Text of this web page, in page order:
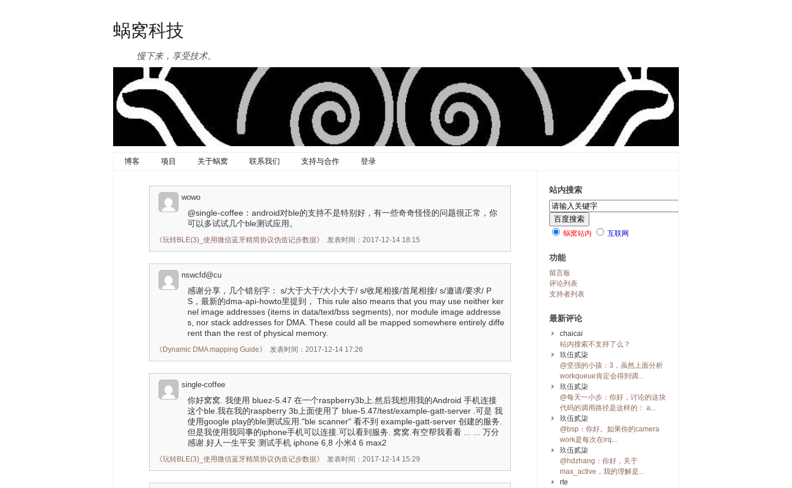
蜗窝科技
慢下来，享受技术。
博客 项目 关于蜗窝 联系我们 支持与合作 登录
wowo
@single-coffee：android对ble的支持不是特别好，有一些奇奇怪怪的问题很正常，你
可以多试试几个ble测试应用。
《玩转BLE(3)_使用微信蓝牙精简协议伪造记步数据》 发表时间：2017-12-14 18:15
nswcfd@cu
感谢分享，几个错别字： s/大于大于/大小大于/ s/收尾相接/首尾相接/ s/邀请/要求/ P
S，最新的dma-api-howto里提到， This rule also means that you may use neither ker
nel image addresses (items in data/text/bss segments), nor module image addresse
s, nor stack addresses for DMA. These could all be mapped somewhere entirely diffe
rent than the rest of physical memory.
《 Dynamic DMA mapping Guide》 发表时间：2017-12-14 17:26
single-coffee
你好窝窝. 我使用 bluez-5.47 在一个raspberry3b上.然后我想用我的Android 手机连接
这个ble.我在我的raspberry 3b上面使用了 blue-5.47/test/example-gatt-server .可是 我
使用google play的ble测试应用."ble scanner" 看不到 example-gatt-server 创建的服务.
但是我使用我同事的iphone手机可以连接.可以看到服务. 窝窝.有空帮我看看 ... ... 万分
感谢.好人一生平安 测试手机 iphone 6,8 小米4 6 max2
《玩转BLE(3)_使用微信蓝牙精简协议伪造记步数据》 发表时间：2017-12-14 15:29
站内搜索
蜗窝站内 互联网
功能
留言板
评论列表
支持者列表
最新评论
chaicai
站内搜索不支持了么？
玖伍贰柒
@坚强的小孩：3，虽然上面分析
workqueue肯定会得到调...
玖伍贰柒
@每天一小步：你好，讨论的这块
代码的调用路径是这样的： a...
玖伍贰柒
@bsp：你好。如果你的camera
work是每次在irq...
玖伍贰柒
@hdzhang：你好，关于
max_active，我的理解是...
rte